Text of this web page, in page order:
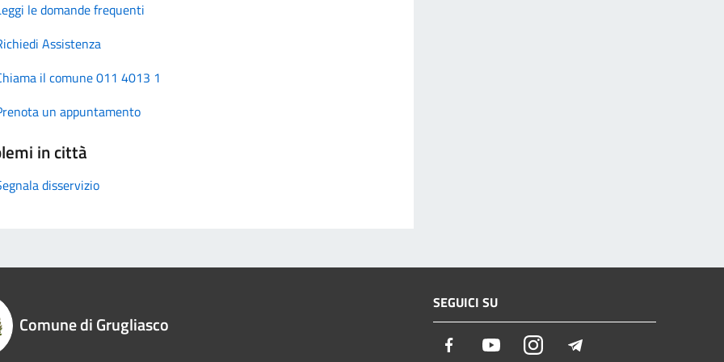
le domande frequenti
Assistenza
il comune 011 4013 1
un appuntamento
in città
disservizio
Comune di Grugliasco
SEGUICI SU
Facebook YoutubeInstagram